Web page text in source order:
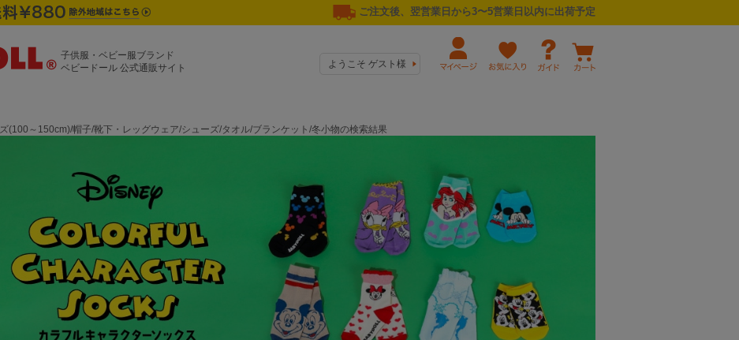
ご注文後、翌営業日から3〜5営業日以内に出荷予定
子供服・ベビー服ブランド
ベビードール 公式通販サイト
ようこそ ゲスト様
(100～150cm)/帽子/靴下・レッグウェア/シューズ/タオル/ブランケット/冬小物の検索結果